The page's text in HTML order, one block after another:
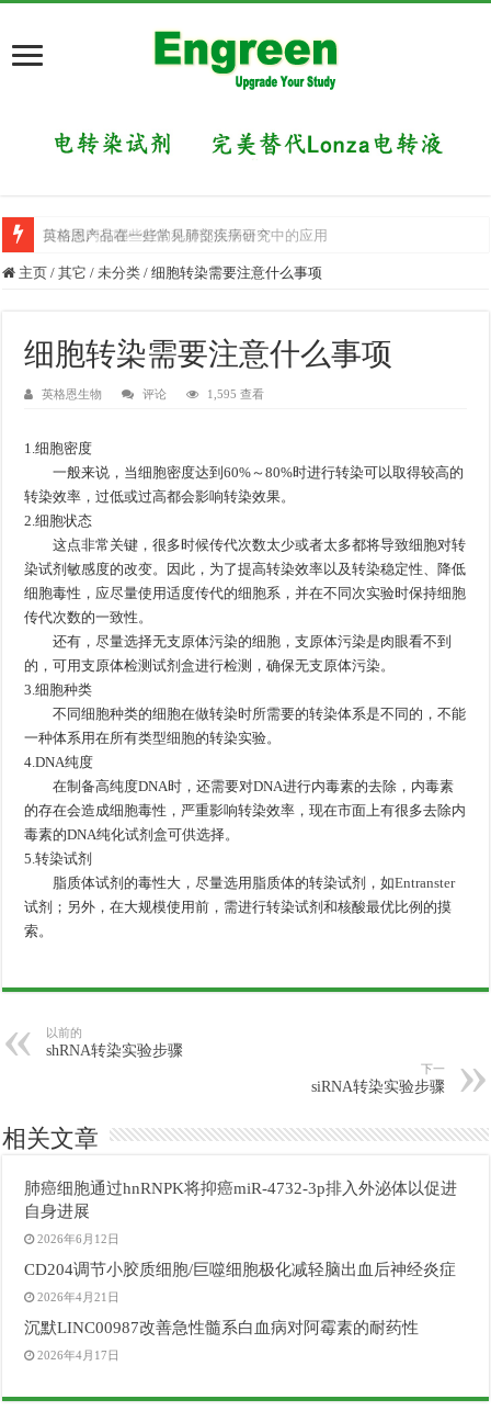
英格恩产品在一些常见肺部疾病研究中的应用
目前国内有哪些好的科研交流平台？
主页 / 其它 / 未分类 / 细胞转染需要注意什么事项
细胞转染需要注意什么事项
英格恩生物 评论 1,595 查看
1.细胞密度
一般来说，当细胞密度达到60%～80%时进行转染可以取得较高的
转染效率，过低或过高都会影响转染效果。
2.细胞状态
这点非常关键，很多时候传代次数太少或者太多都将导致细胞对转
染试剂敏感度的改变。因此，为了提高转染效率以及转染稳定性、降低
细胞毒性，应尽量使用适度传代的细胞系，并在不同次实验时保持细胞
传代次数的一致性。
还有，尽量选择无支原体污染的细胞，支原体污染是肉眼看不到
的，可用支原体检测试剂盒进行检测，确保无支原体污染。
3.细胞种类
不同细胞种类的细胞在做转染时所需要的转染体系是不同的，不能
一种体系用在所有类型细胞的转染实验。
4.DNA纯度
在制备高纯度DNA时，还需要对DNA进行内毒素的去除，内毒素
的存在会造成细胞毒性，严重影响转染效率，现在市面上有很多去除内
毒素的DNA纯化试剂盒可供选择。
5.转染试剂
脂质体试剂的毒性大，尽量选用脂质体的转染试剂，如Entranster
试剂；另外，在大规模使用前，需进行转染试剂和核酸最优比例的摸
索。
以前的
shRNA转染实验步骤
下一
siRNA转染实验步骤
相关文章
肺癌细胞通过hnRNPK将抑癌miR-4732-3p排入外泌体以促进
自身进展
2026年6月12日
CD204调节小胶质细胞/巨噬细胞极化减轻脑出血后神经炎症
2026年4月21日
沉默LINC00987改善急性髓系白血病对阿霉素的耐药性
2026年4月17日